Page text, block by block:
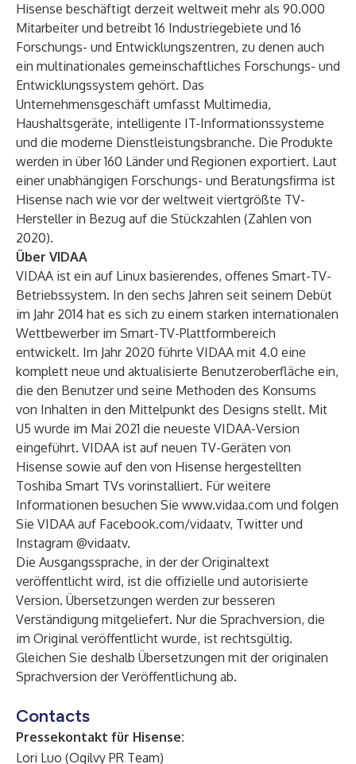
Hisense beschäftigt derzeit weltweit mehr als 90.000
Mitarbeiter und betreibt 16 Industriegebiete und 16
Forschungs- und Entwicklungszentren, zu denen auch
ein multinationales gemeinschaftliches Forschungs- und
Entwicklungssystem gehört. Das
Unternehmensgeschäft umfasst Multimedia,
Haushaltsgeräte, intelligente IT-Informationssysteme
und die moderne Dienstleistungsbranche. Die Produkte
werden in über 160 Länder und Regionen exportiert. Laut
einer unabhängigen Forschungs- und Beratungsfirma ist
Hisense nach wie vor der weltweit viertgrößte TV-
Hersteller in Bezug auf die Stückzahlen (Zahlen von
2020).
Über VIDAA
VIDAA ist ein auf Linux basierendes, offenes Smart-TV-
Betriebssystem. In den sechs Jahren seit seinem Debüt
im Jahr 2014 hat es sich zu einem starken internationalen
Wettbewerber im Smart-TV-Plattformbereich
entwickelt. Im Jahr 2020 führte VIDAA mit 4.0 eine
komplett neue und aktualisierte Benutzeroberfläche ein,
die den Benutzer und seine Methoden des Konsums
von Inhalten in den Mittelpunkt des Designs stellt. Mit
U5 wurde im Mai 2021 die neueste VIDAA-Version
eingeführt. VIDAA ist auf neuen TV-Geräten von
Hisense sowie auf den von Hisense hergestellten
Toshiba Smart TVs vorinstalliert. Für weitere
Informationen besuchen Sie www.vidaa.com und folgen
Sie VIDAA auf Facebook.com/vidaatv, Twitter und
Instagram @vidaatv.
Die Ausgangssprache, in der der Originaltext
veröffentlicht wird, ist die offizielle und autorisierte
Version. Übersetzungen werden zur besseren
Verständigung mitgeliefert. Nur die Sprachversion, die
im Original veröffentlicht wurde, ist rechtsgültig.
Gleichen Sie deshalb Übersetzungen mit der originalen
Sprachversion der Veröffentlichung ab.
Contacts
Pressekontakt für Hisense:
Lori Luo (Ogilvy PR Team)